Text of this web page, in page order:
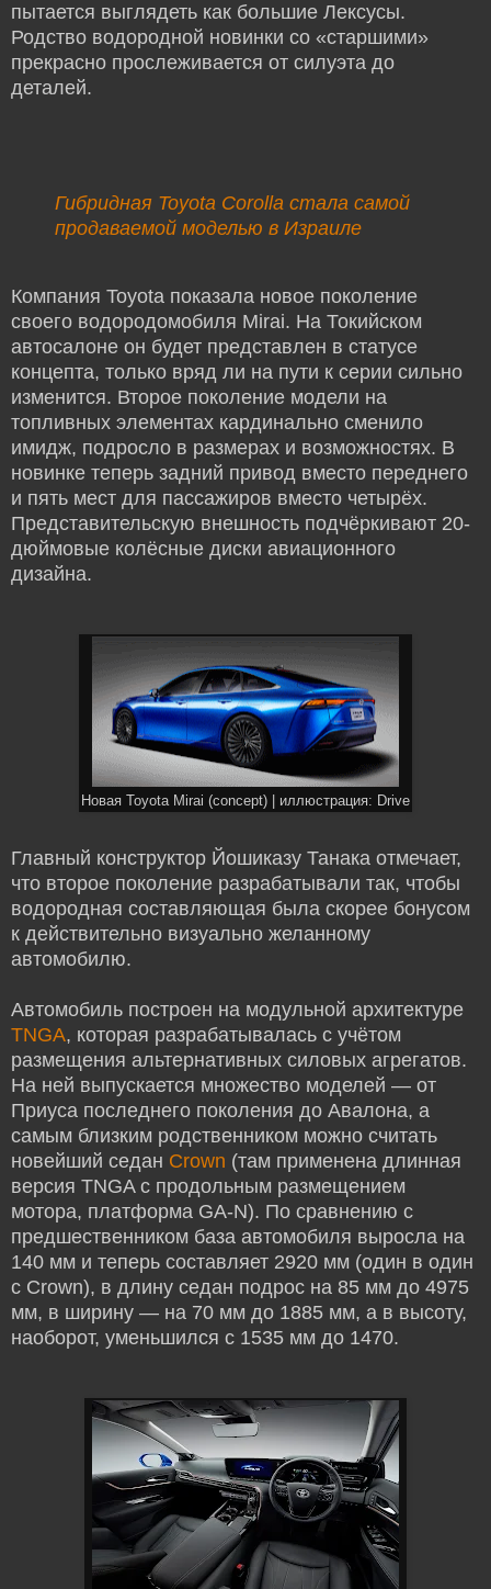
пытается выглядеть как большие Лексусы.
Родство водородной новинки со «старшими»
прекрасно прослеживается от силуэта до
деталей.
Гибридная Toyota Corolla стала самой
продаваемой моделью в Израиле
Компания Toyota показала новое поколение
своего водородомобиля Mirai. На Токийском
автосалоне он будет представлен в статусе
концепта, только вряд ли на пути к серии сильно
изменится. Второе поколение модели на
топливных элементах кардинально сменило
имидж, подросло в размерах и возможностях. В
новинке теперь задний привод вместо переднего
и пять мест для пассажиров вместо четырёх.
Представительскую внешность подчёркивают 20-
дюймовые колёсные диски авиационного
дизайна.
Новая Toyota Mirai (concept) | иллюстрация: Drive
Главный конструктор Йошиказу Танака отмечает,
что второе поколение разрабатывали так, чтобы
водородная составляющая была скорее бонусом
к действительно визуально желанному
автомобилю.
Автомобиль построен на модульной архитектуре
TNGA, которая разрабатывалась с учётом
размещения альтернативных силовых агрегатов.
На ней выпускается множество моделей — от
Приуса последнего поколения до Авалона, а
самым близким родственником можно считать
новейший седан Crown (там применена длинная
версия TNGA с продольным размещением
мотора, платформа GA-N). По сравнению с
предшественником база автомобиля выросла на
140 мм и теперь составляет 2920 мм (один в один
с Crown), в длину седан подрос на 85 мм до 4975
мм, в ширину — на 70 мм до 1885 мм, а в высоту,
наоборот, уменьшился с 1535 мм до 1470.